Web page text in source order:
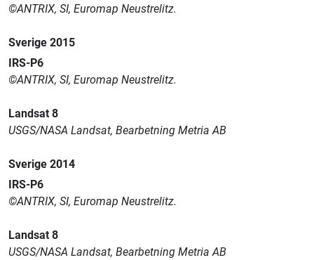
©ANTRIX, SI, Euromap Neustrelitz.
Sverige 2015
IRS-P6
©ANTRIX, SI, Euromap Neustrelitz.
Landsat 8
USGS/NASA Landsat, Bearbetning Metria AB
Sverige 2014
IRS-P6
©ANTRIX, SI, Euromap Neustrelitz.
Landsat 8
USGS/NASA Landsat, Bearbetning Metria AB